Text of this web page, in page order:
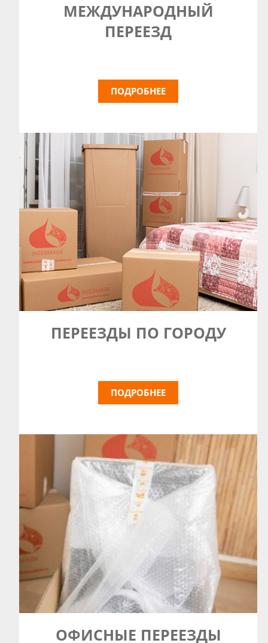
МЕЖДУНАРОДНЫЙ
ПЕРЕЕЗД
ПОДРОБНЕЕ
ПЕРЕЕЗДЫ ПО ГОРОДУ
ПОДРОБНЕЕ
ОФИСНЫЕ ПЕРЕЕЗДЫ